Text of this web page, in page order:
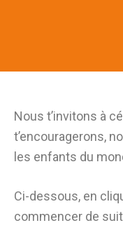
Nous t’invitons à
t’encouragerons,
les enfants du
Ci-dessous, en
commencer de